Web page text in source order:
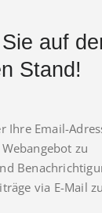
auf
Stand!
Ihre Email-
zu
via E-Mail zu